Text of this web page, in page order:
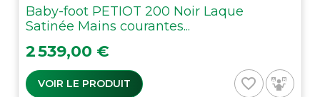
Baby-foot PETIOT 200 Noir Laque
Satinée Mains courantes...
Prix
2 539,00 €
VOIR LE PRODUIT favorite_border